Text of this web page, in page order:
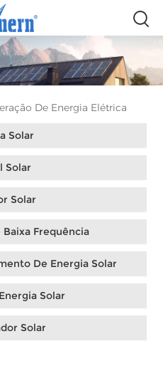
De Energia Elétrica
Solar
Solar
Solar
Frequência
De Energia Solar
Solar
Solar